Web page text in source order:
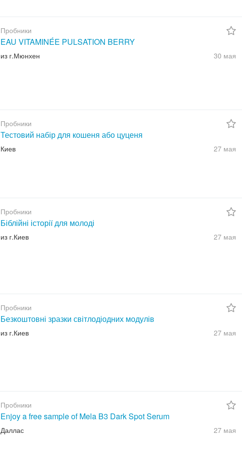
Пробники
EAU VITAMINÉE PULSATION BERRY
из г.Мюнхен 30 мая
Пробники
Тестовий набір для кошеня або цуценя
Киев 27 мая
Пробники
Біблійні історії для молоді
из г.Киев 27 мая
Пробники
Безкоштовні зразки світлодіодних модулів
из г.Киев 27 мая
Пробники
Enjoy a free sample of Mela B3 Dark Spot Serum
Даллас 27 мая